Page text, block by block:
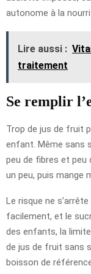
autonome à la
Lire aussi :
traitement
Se remplir
Trop de jus de fruit
enfant. Même sans
peu de fibres et peu
un peu, puis mange
Le risque ne
facilement, et le
des enfants, la
de jus de fruit sans
boisson de